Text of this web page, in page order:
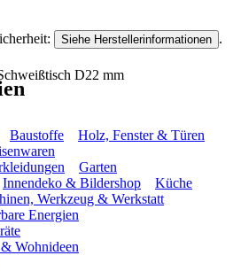
D22 mm
Siehe Herstellerinformationen .
Baustoffe
Holz, Fenster & Türen
Garten
Innendeko & Bildershop
Küche
Werkzeug & Werkstatt
Energien
Wohnideen